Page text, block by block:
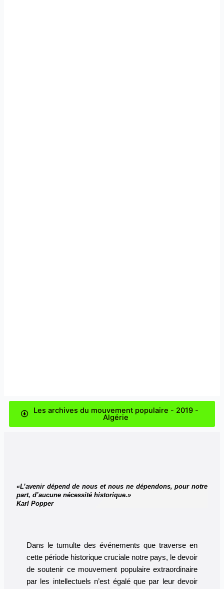
Les archives du mouvement populaire - 2019 -
Algérie
«L’avenir dépend de nous et nous ne dépendons, pour notre
part, d’aucune nécessité historique.»
Karl Popper
Dans le tumulte des événements que traverse en
cette période historique cruciale notre pays, le devoir
de soutenir ce mouvement populaire extraordinaire
par les intellectuels n’est égalé que par leur devoir